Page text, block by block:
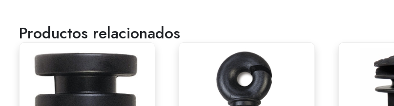
Productos relacionados